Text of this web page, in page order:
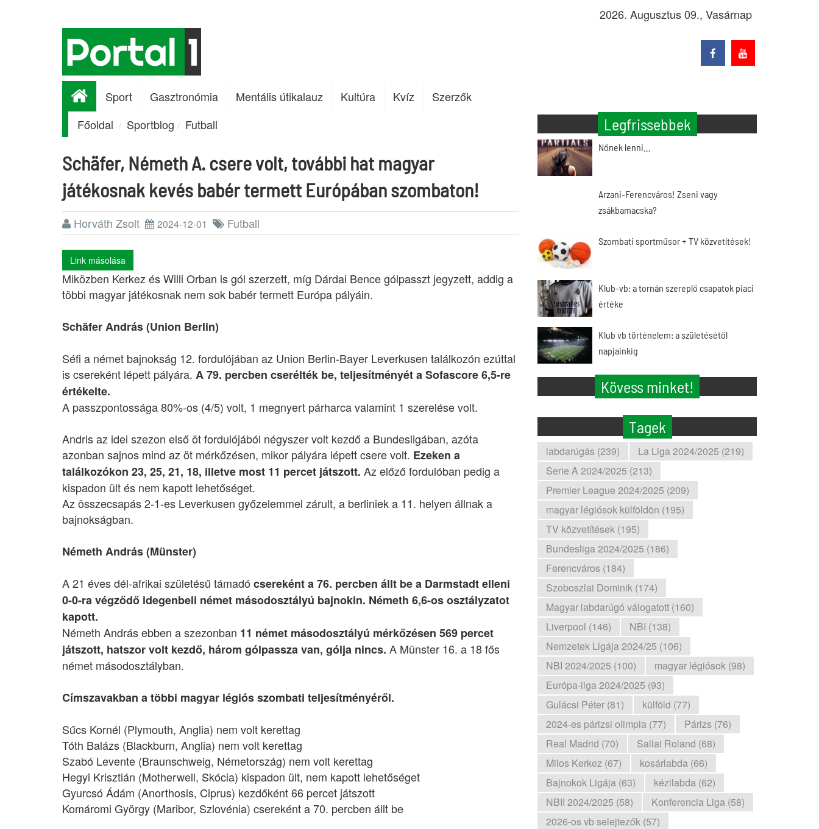
2026. Augusztus 09., Vasárnap
Sport Gasztronómia Mentális útikalauz Kultúra Kvíz
Szerzők
Főoldal
Sportblog Futball
Schäfer, Németh A. csere volt, további hat magyar
játékosnak kevés babér termett Európában szombaton!
Horváth Zsolt 2024-12-01 Futball
Link másolása
Miközben Kerkez és Willi Orban is gól szerzett, míg Dárdai Bence gólpasszt jegyzett, addig a
többi magyar játékosnak nem sok babér termett Európa pályáin.
Schäfer András (Union Berlin)
Séfi a német bajnokság 12. fordulójában az Union Berlin-Bayer Leverkusen találkozón ezúttal
is csereként lépett pályára. A 79. percben cserélték be, teljesítményét a Sofascore 6,5-re
értékelte.
A passzpontossága 80%-os (4/5) volt, 1 megnyert párharca valamint 1 szerelése volt.
Andris az idei szezon első öt fordulójából négyszer volt kezdő a Bundesligában, azóta
azonban sajnos mind az öt mérkőzésen, mikor pályára lépett csere volt. Ezeken a
találkozókon 23, 25, 21, 18, illetve most 11 percet játszott. Az előző fordulóban pedig a
kispadon ült és nem kapott lehetőséget.
Az összecsapás 2-1-es Leverkusen győzelemmel zárult, a berliniek a 11. helyen állnak a
bajnokságban.
Németh András (Münster)
A 21 éves dél-afrikai születésű támadó csereként a 76. percben állt be a Darmstadt elleni
0-0-ra végződő idegenbeli német másodosztályú bajnokin. Németh 6,6-os osztályzatot
kapott.
Németh András ebben a szezonban 11 német másodosztályú mérkőzésen 569 percet
játszott, hatszor volt kezdő, három gólpassza van, gólja nincs. A Münster 16. a 18 fős
német másodosztályban.
Címszavakban a többi magyar légiós szombati teljesítményéről.
Sűcs Kornél (Plymouth, Anglia) nem volt kerettag
Tóth Balázs (Blackburn, Anglia) nem volt kerettag
Szabó Levente (Braunschweig, Németország) nem volt kerettag
Hegyi Krisztián (Motherwell, Skócia) kispadon ült, nem kapott lehetőséget
Gyurcsó Ádám (Anorthosis, Ciprus) kezdőként 66 percet játszott
Komáromi György (Maribor, Szlovénia) csereként a 70. percben állt be
Legfrissebbek
Nőnek lenni…
Arzani-Ferencváros! Zseni vagy
zsákbamacska?
Szombati sportműsor + TV közvetítések!
Klub-vb: a tornán szereplő csapatok piaci
értéke
Klub vb történelem: a születésétől
napjainkig
Kövess minket!
Tagek
labdarúgás (239)
La Liga 2024/2025 (219)
Serie A 2024/2025 (213)
Premier League 2024/2025 (209)
magyar légiósok külföldön (195)
TV közvetítések (195)
Bundesliga 2024/2025 (186)
Ferencváros (184)
Szoboszlai Dominik (174)
Magyar labdarúgó válogatott (160)
Liverpool (146)
NBI (138)
Nemzetek Ligája 2024/25 (106)
NBI 2024/2025 (100)
magyar légiósok (98)
Európa-liga 2024/2025 (93)
Gulácsi Péter (81)
külföld (77)
2024-es párizsi olimpia (77)
Párizs (76)
Real Madrid (70)
Sallai Roland (68)
Milos Kerkez (67)
kosárlabda (66)
Bajnokok Ligája (63)
kézilabda (62)
NBII 2024/2025 (58)
Konferencia Liga (58)
2026-os vb selejtezők (57)